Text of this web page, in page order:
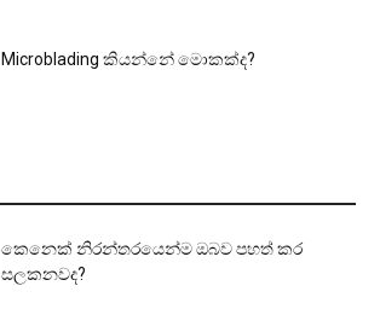
Microblading කියන්නේ මොකක්ද?
කෙනෙක් නිරන්තරයෙන්ම ඔබව පහත් කර
සලකනවද?